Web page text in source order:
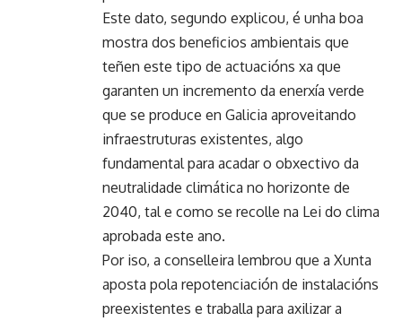
Este dato, segundo explicou, é unha boa
mostra dos beneficios ambientais que
teñen este tipo de actuacións xa que
garanten un incremento da enerxía verde
que se produce en Galicia aproveitando
infraestruturas existentes, algo
fundamental para acadar o obxectivo da
neutralidade climática no horizonte de
2040, tal e como se recolle na Lei do clima
aprobada este ano.
Por iso, a conselleira lembrou que a Xunta
aposta pola repotenciación de instalacións
preexistentes e traballa para axilizar a